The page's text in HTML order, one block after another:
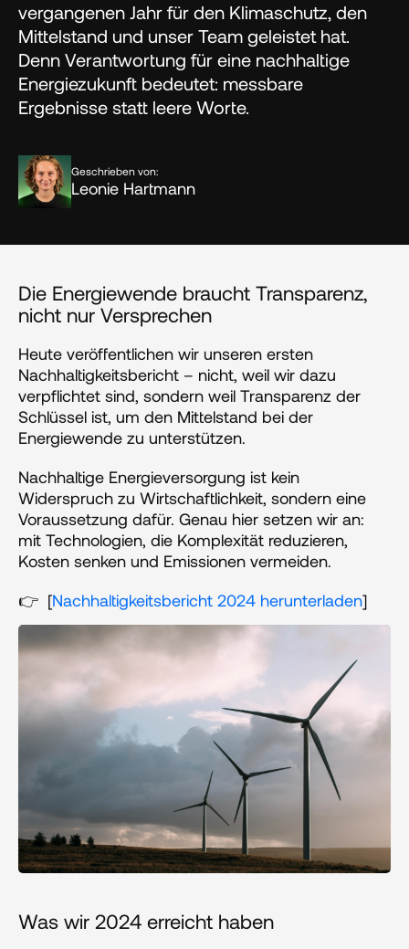
vergangenen Jahr für den Klimaschutz, den
Mittelstand und unser Team geleistet hat.
Denn Verantwortung für eine nachhaltige
Energiezukunft bedeutet: messbare
Ergebnisse statt leere Worte.
Geschrieben von:
Leonie Hartmann
Die Energiewende braucht Transparenz,
nicht nur Versprechen
Heute veröffentlichen wir unseren ersten
Nachhaltigkeitsbericht – nicht, weil wir dazu
verpflichtet sind, sondern weil Transparenz der
Schlüssel ist, um den Mittelstand bei der
Energiewende zu unterstützen.
Nachhaltige Energieversorgung ist kein
Widerspruch zu Wirtschaftlichkeit, sondern eine
Voraussetzung dafür. Genau hier setzen wir an:
mit Technologien, die Komplexität reduzieren,
Kosten senken und Emissionen vermeiden.
👉  [Nachhaltigkeitsbericht 2024 herunterladen]
Was wir 2024 erreicht haben